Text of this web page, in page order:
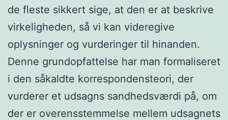
de fleste sikkert sige, at den er at beskrive
virkeligheden, så vi kan videregive
oplysninger og vurderinger til hinanden.
Denne grundopfattelse har man formaliseret
i den såkaldte korrespondensteori, der
vurderer et udsagns sandhedsværdi på, om
der er overensstemmelse mellem udsagnets